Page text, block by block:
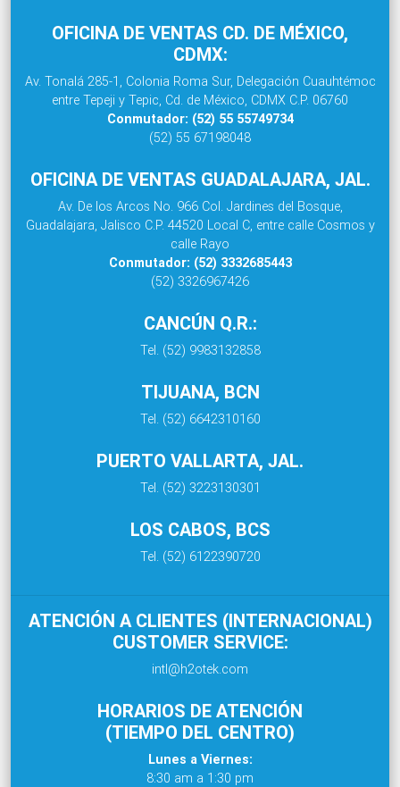
OFICINA DE VENTAS CD. DE MÉXICO,
CDMX:
Av. Tonalá 285-1, Colonia Roma Sur, Delegación Cuauhtémoc
entre Tepeji y Tepic, Cd. de México, CDMX C.P. 06760
Conmutador: (52) 55 55749734
(52) 55 67198048
OFICINA DE VENTAS GUADALAJARA, JAL.
Av. De los Arcos No. 966 Col. Jardines del Bosque,
Guadalajara, Jalisco C.P. 44520 Local C, entre calle Cosmos y
calle Rayo
Conmutador: (52) 3332685443
(52) 3326967426
CANCÚN Q.R.:
Tel. (52) 9983132858
TIJUANA, BCN
Tel. (52) 6642310160
PUERTO VALLARTA, JAL.
Tel. (52) 3223130301
LOS CABOS, BCS
Tel. (52) 6122390720
ATENCIÓN A CLIENTES (INTERNACIONAL)
CUSTOMER SERVICE:
intl@h2otek.com
HORARIOS DE ATENCIÓN
(TIEMPO DEL CENTRO)
Lunes a Viernes:
8:30 am a 1:30 pm